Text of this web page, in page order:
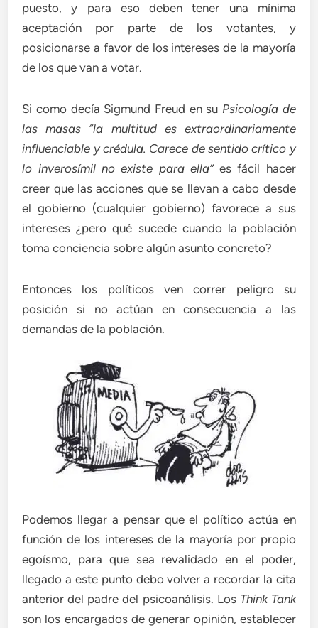
puesto, y para eso deben tener una mínima
aceptación por parte de los votantes, y
posicionarse a favor de los intereses de la mayoría
de los que van a votar.
Si como decía Sigmund Freud en su Psicología de
las masas “la multitud es extraordinariamente
influenciable y crédula. Carece de sentido crítico y
lo inverosímil no existe para ella”es fácil hacer
creer que las acciones que se llevan a cabo desde
el gobierno (cualquier gobierno) favorece a sus
intereses ¿pero qué sucede cuando la población
toma conciencia sobre algún asunto concreto?
Entonces los políticos ven correr peligro su
posición si no actúan en consecuencia a las
demandas de la población.
Podemos llegar a pensar que el político actúa en
función de los intereses de la mayoría por propio
egoísmo, para que sea revalidado en el poder,
llegado a este punto debo volver a recordar la cita
anterior del padre del psicoanálisis. Los Think Tank
son los encargados de generar opinión, establecer